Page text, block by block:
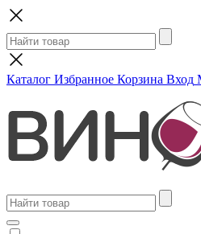
Каталог Избранное Корзина Вход